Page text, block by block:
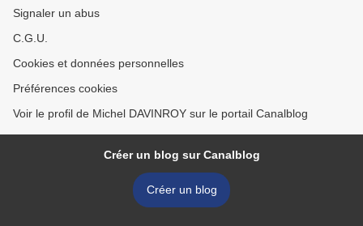
Signaler un abus
C.G.U.
Cookies et données personnelles
Préférences cookies
Voir le profil de Michel DAVINROY sur le portail Canalblog
Créer un blog sur Canalblog
Créer un blog